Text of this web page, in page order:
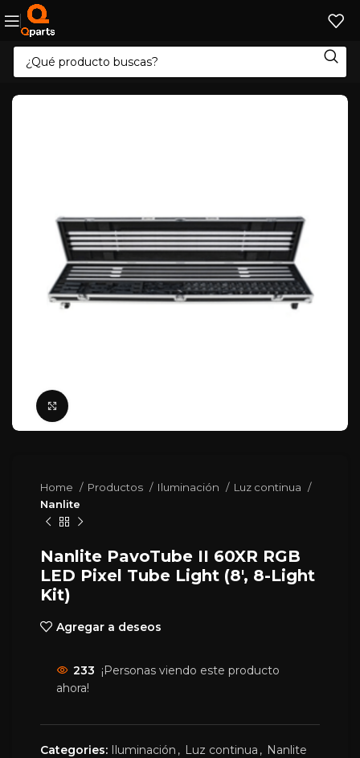
Home Productos Iluminación
Luz continua
Nanlite
Nanlite PavoTube II 60XR RGB
LED Pixel Tube Light (8′, 8-Light
Kit)
Agregar a deseos
233 ¡Personas viendo este producto
ahora!
Categories: Iluminación , Luz continua , Nanlite